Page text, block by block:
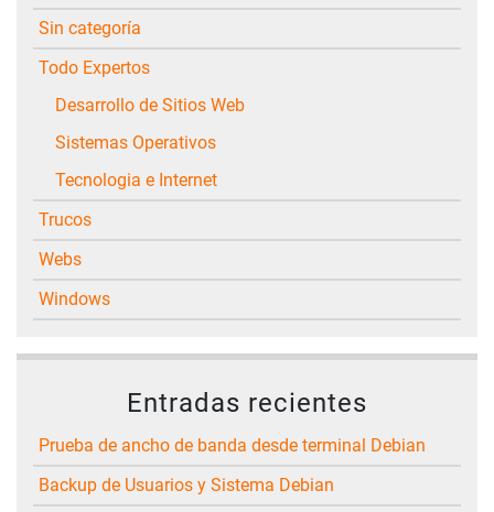
Sin categoría
Todo Expertos
Desarrollo de Sitios Web
Sistemas Operativos
Tecnologia e Internet
Trucos
Webs
Windows
Entradas recientes
Prueba de ancho de banda desde terminal Debian
Backup de Usuarios y Sistema Debian